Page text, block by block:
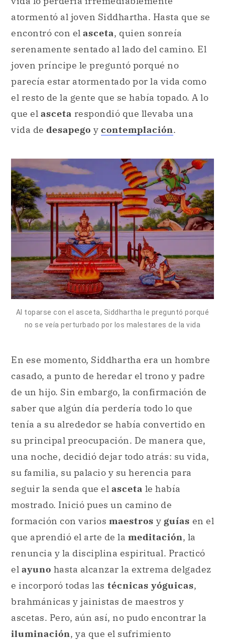
atormentó al joven Siddhartha. Hasta que se
encontró con el asceta, quien sonreía
serenamente sentado al lado del camino. El
joven príncipe le preguntó porqué no
parecía estar atormentado por la vida como
el resto de la gente que se había topado. A lo
que el asceta respondió que llevaba una
vida de desapego y contemplación.
Al toparse con el asceta, Siddhartha le preguntó porqué
no se veía perturbado por los malestares de la vida
En ese momento, Siddhartha era un hombre
casado, a punto de heredar el trono y padre
de un hijo. Sin embargo, la confirmación de
saber que algún día perdería todo lo que
tenía a su alrededor se había convertido en
su principal preocupación. De manera que,
una noche, decidió dejar todo atrás: su vida,
su familia, su palacio y su herencia para
seguir la senda que el asceta le había
mostrado. Inició pues un camino de
formación con varios maestros y guías en el
que aprendió el arte de la meditación, la
renuncia y la disciplina espiritual. Practicó
el ayuno hasta alcanzar la extrema delgadez
e incorporó todas las técnicas yóguicas,
brahmánicas y jainistas de maestros y
ascetas. Pero, aún así, no pudo encontrar la
iluminación, ya que el sufrimiento